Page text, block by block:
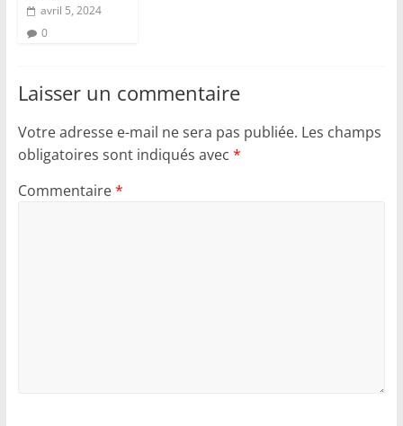
avril 5, 2024
0
Laisser un commentaire
Votre adresse e-mail ne sera pas publiée. Les champs
obligatoires sont indiqués avec *
Commentaire*